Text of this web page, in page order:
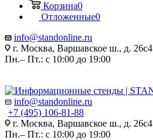
Корзина0
Отложенные0
info@standonline.ru
г. Москва, Варшавское ш., д. 26с4
Пн.– Пт.: с 10:00 до 19:00
info@standonline.ru
+7 (495) 106-81-88
г. Москва, Варшавское ш., д. 26с4
Пн.– Пт.: с 10:00 до 19:00